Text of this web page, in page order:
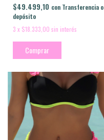
$49.499,10 con Transferencia o
depósito
3 x $18.333,00 sin interés
Comprar